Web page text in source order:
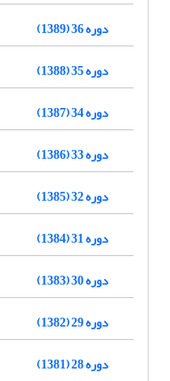
دوره 36 (1389)
دوره 35 (1388)
دوره 34 (1387)
دوره 33 (1386)
دوره 32 (1385)
دوره 31 (1384)
دوره 30 (1383)
دوره 29 (1382)
دوره 28 (1381)